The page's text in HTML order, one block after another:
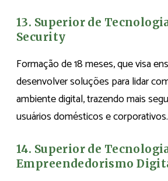
13. Superior de
Security
Formação de 18 meses, que visa
desenvolver soluções para lidar
ambiente digital, trazendo mais
usuários domésticos e corporativos.
14. Superior de
Empreendedorismo